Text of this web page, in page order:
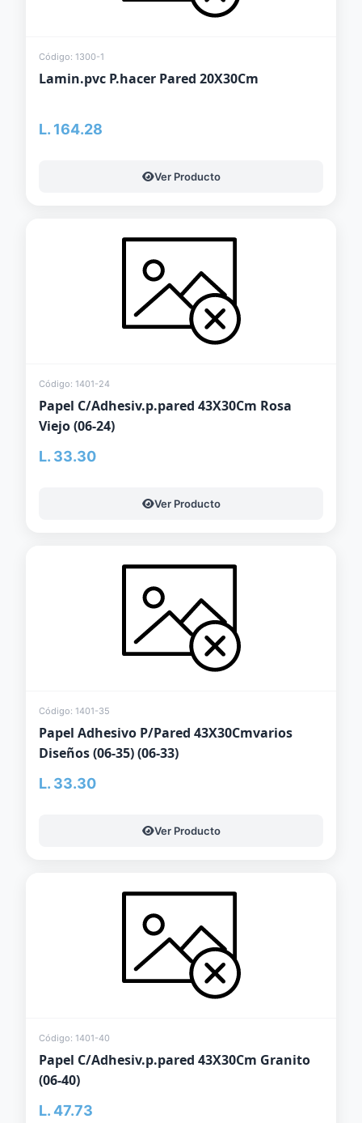
Código: 1300-1
Lamin.pvc P.hacer Pared 20X30Cm
L. 164.28
Ver Producto
Código: 1401-24
Papel C/Adhesiv.p.pared 43X30Cm Rosa
Viejo (06-24)
L. 33.30
Ver Producto
Código: 1401-35
Papel Adhesivo P/Pared 43X30Cmvarios
Diseños (06-35) (06-33)
L. 33.30
Ver Producto
Código: 1401-40
Papel C/Adhesiv.p.pared 43X30Cm Granito
(06-40)
L. 47.73